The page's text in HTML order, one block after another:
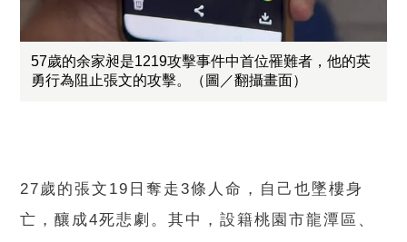
57歲的余家昶是1219攻擊事件中首位罹難者，他的英
勇行為阻止張文的攻擊。（圖／翻攝畫面）
27歲的張文19日奪走3條人命，自己也墜樓身
亡，釀成4死悲劇。其中，設籍桃園市龍潭區、